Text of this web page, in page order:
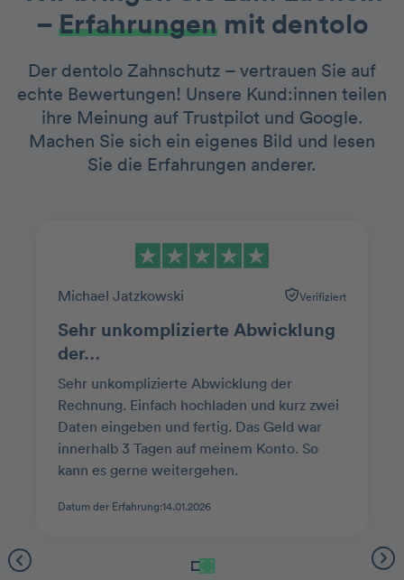
– Erfahrungenmit dentolo
Der dentolo Zahnschutz – vertrauen Sie auf
echte Bewertungen! Unsere Kund:innen teilen
ihre Meinung auf Trustpilot und Google.
Machen Sie sich ein eigenes Bild und lesen
Sie die Erfahrungen anderer.
Michael Jatzkowski Verifiziert
Sehr unkomplizierte Abwicklung
der…
Sehr unkomplizierte Abwicklung der
Rechnung. Einfach hochladen und kurz zwei
Daten eingeben und fertig. Das Geld war
innerhalb 3 Tagen auf meinem Konto. So
kann es gerne weitergehen.
Datum der Erfahrung:14.01.2026